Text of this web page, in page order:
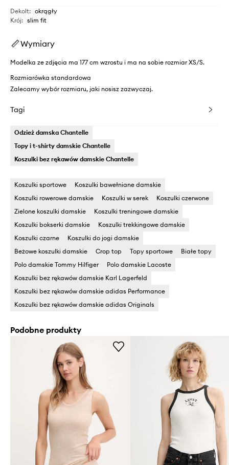
Dekolt: okrągły
Krój: slim fit
Wymiary
Modelka ze zdjęcia ma 177 cm wzrostu i ma na sobie rozmiar XS/S.
Rozmiarówka standardowa
Zalecamy wybór rozmiaru, jaki nosisz zazwyczaj.
Tagi
Odzież damska Chantelle
Topy i t-shirty damskie Chantelle
Koszulki bez rękawów damskie Chantelle
Koszulki sportowe
Koszulki bawełniane damskie
Koszulki rowerowe damskie
Koszulki w serek
Koszulki czerwone
Zielone koszulki damskie
Koszulki treningowe damskie
Koszulki bokserki damskie
Koszulki trekkingowe damskie
Koszulki czarne
Koszulki do jogi damskie
Beżowe koszulki damskie
Crop top Topy sportowe
Białe topy
Polo damskie Tommy Hilfiger
Polo damskie Lacoste
Koszulki bez rękawów damskie Karl Lagerfeld
Koszulki bez rękawów damskie adidas Performance
Koszulki bez rękawów damskie adidas Originals
Podobne produkty